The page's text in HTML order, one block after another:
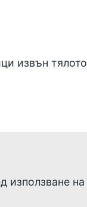
извън
използване на